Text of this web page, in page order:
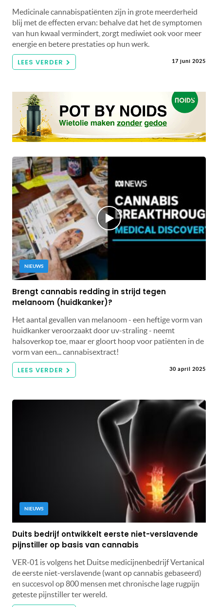
Medicinale cannabispatiënten zijn in grote meerderheid
blij met de effecten ervan: behalve dat het de symptomen
van hun kwaal vermindert, zorgt mediwiet ook voor meer
energie en betere prestaties op hun werk.
LEES VERDER 17 juni 2025
NIEUWS
Brengt cannabis redding in strijd tegen
melanoom (huidkanker)?
Het aantal gevallen van melanoom - een heftige vorm van
huidkanker veroorzaakt door uv-straling - neemt
halsoverkop toe, maar er gloort hoop voor patiënten in de
vorm van een... cannabisextract!
LEES VERDER 30 april 2025
NIEUWS
Duits bedrijf ontwikkelt eerste niet-verslavende
pijnstiller op basis van cannabis
VER-01 is volgens het Duitse medicijnenbedrijf Vertanical
de eerste niet-verslavende (want op cannabis gebaseerd)
en succesvol op 800 mensen met chronische lage rugpijn
geteste pijnstiller ter wereld.